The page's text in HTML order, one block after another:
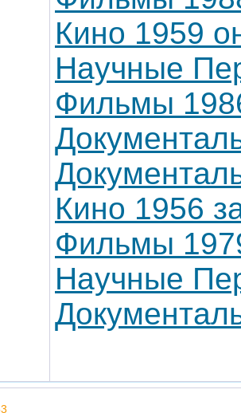
Кино 1959
Научные
Фильмы
Кино 1956
Фильмы
Научные